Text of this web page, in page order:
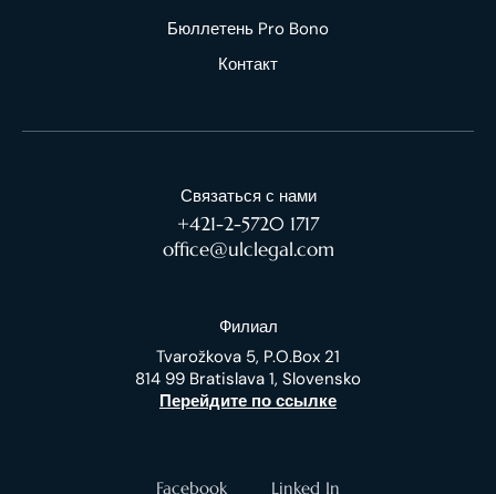
Бюллетень Pro Bono
Контакт
Связаться с нами
+421-2-5720 1717
office@ulclegal.com
Филиал
Tvarožkova 5, P.O.Box 21
814 99 Bratislava 1, Slovensko
Перейдите по ссылке
Facebook Linked In